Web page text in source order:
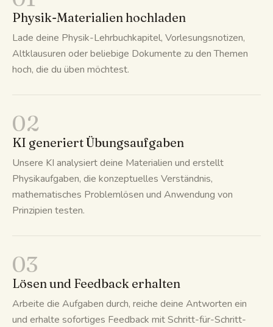
Physik-Materialien hochladen
Lade deine Physik-Lehrbuchkapitel, Vorlesungsnotizen,
Altklausuren oder beliebige Dokumente zu den Themen
hoch, die du üben möchtest.
02
KI generiert Übungsaufgaben
Unsere KI analysiert deine Materialien und erstellt
Physikaufgaben, die konzeptuelles Verständnis,
mathematisches Problemlösen und Anwendung von
Prinzipien testen.
03
Lösen und Feedback erhalten
Arbeite die Aufgaben durch, reiche deine Antworten ein
und erhalte sofortiges Feedback mit Schritt-für-Schritt-